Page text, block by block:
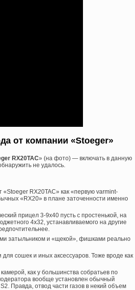
от компании «Stoeger»
RX20TAC» (на фото) — включать в данную
не удалось.
RX20TAC» как «первую varmint-
«RX20» в плане заточенности именно
прицел 3-9х40 пусть с простенькой, на
4х32, устанавливаемого на другие
затыльником и «щекой», фишками реально
сошек и иных аксессуаров. Тоже вроде как
как у большинства собратьев по
вообще установлен обычный
Правда, отвод части газов в некий объем